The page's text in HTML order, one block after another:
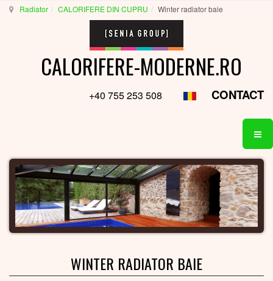
Radiator CALORIFERE DIN CUPRU Winter radiator baie
CALORIFERE-MODERNE.RO
+40 755 253 508 CONTACT
WINTER RADIATOR BAIE